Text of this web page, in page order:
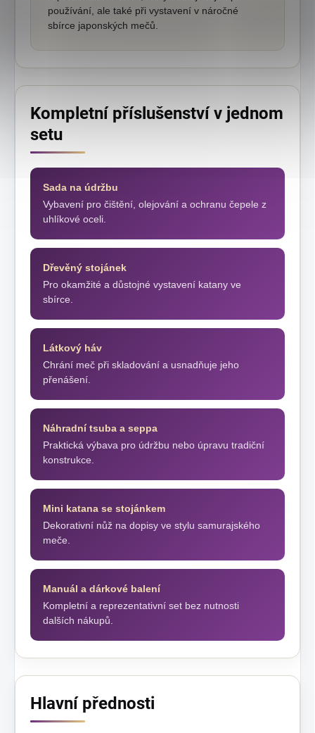
používání, ale také při vystavení v náročné
sbírce japonských mečů.
Kompletní příslušenství v jednom
setu
Sada na údržbu
Vybavení pro čištění, olejování a ochranu čepele z
uhlíkové oceli.
Dřevěný stojánek
Pro okamžité a důstojné vystavení katany ve
sbírce.
Látkový háv
Chrání meč při skladování a usnadňuje jeho
přenášení.
Náhradní tsuba a seppa
Praktická výbava pro údržbu nebo úpravu tradiční
konstrukce.
Mini katana se stojánkem
Dekorativní nůž na dopisy ve stylu samurajského
meče.
Manuál a dárkové balení
Kompletní a reprezentativní set bez nutnosti
dalších nákupů.
Hlavní přednosti